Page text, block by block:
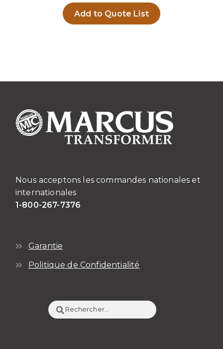
Add to Quote List
Nous acceptons les commandes nationales et
internationales
1-800-267-7376
Garantie
Politique de Confidentialité
Rechercher :